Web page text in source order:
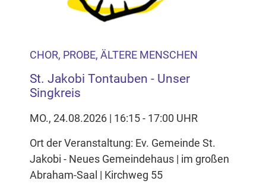
CHOR, PROBE, ÄLTERE MENSCHEN
St. Jakobi Tontauben - Unser
Singkreis
MO., 24.08.2026 | 16:15 - 17:00 UHR
Ort der Veranstaltung: Ev. Gemeinde St.
Jakobi - Neues Gemeindehaus | im großen
Abraham-Saal | Kirchweg 55